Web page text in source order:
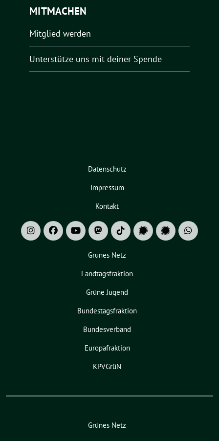
MITMACHEN
Mitglied werden
Unterstütze uns mit deiner Spende
Datenschutz
Impressum
Kontakt
Grünes Netz
Landtagsfraktion
Grüne Jugend
Bundestagsfraktion
Bundesverband
Europafraktion
KPVGrüN
Grünes Netz